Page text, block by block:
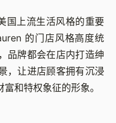
国上流生活风格的重要
的门店风格高度统
品牌都会在店内打造绅
，让进店顾客拥有沉浸
和特权象征的形象。